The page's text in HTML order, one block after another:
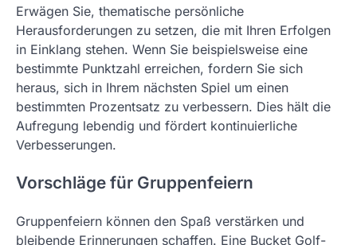
Erwägen Sie, thematische persönliche
Herausforderungen zu setzen, die mit Ihren Erfolgen
in Einklang stehen. Wenn Sie beispielsweise eine
bestimmte Punktzahl erreichen, fordern Sie sich
heraus, sich in Ihrem nächsten Spiel um einen
bestimmten Prozentsatz zu verbessern. Dies hält die
Aufregung lebendig und fördert kontinuierliche
Verbesserungen.
Vorschläge für Gruppenfeiern
Gruppenfeiern können den Spaß verstärken und
bleibende Erinnerungen schaffen. Eine Bucket Golf-